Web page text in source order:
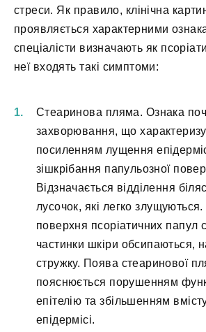
стреси. Як правило, клінічна
проявляється характерними
спеціалісти визначають як
неї входять такі симптоми:
Стеаринова пляма. Ознака
захворювання, що
посиленням лущення
зішкрібання папульозної
Відзначається відділення
лусочок, які легко
поверхня псоріатичних папул
частинки шкіри обсипаються,
стружку. Поява стеаринової
пояснюється порушенням
епітелію та збільшенням вмісту
епідермісі.